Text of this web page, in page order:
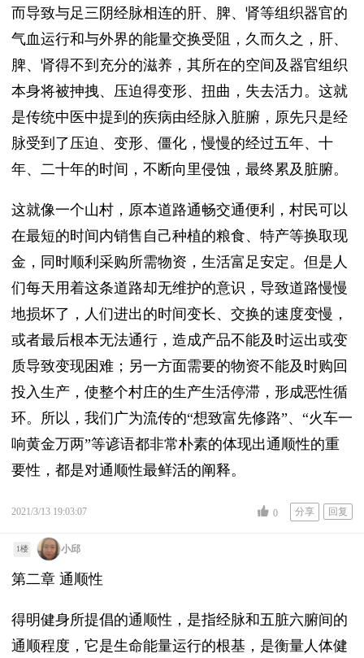
而导致与足三阴经脉相连的肝、脾、肾等组织器官的
气血运行和与外界的能量交换受阻，久而久之，肝、
脾、肾得不到充分的滋养，其所在的空间及器官组织
本身将被抻拽、压迫得变形、扭曲，失去活力。这就
是传统中医中提到的疾病由经脉入脏腑，原先只是经
脉受到了压迫、变形、僵化，慢慢的经过五年、十
年、二十年的时间，不断向里侵蚀，最终累及脏腑。
这就像一个山村，原本道路通畅交通便利，村民可以
在最短的时间内销售自己种植的粮食、特产等换取现
金，同时顺利采购所需物资，生活富足安定。但是人
们每天用着这条道路却无维护的意识，导致道路慢慢
地损坏了，人们进出的时间变长、交换的速度变慢，
或者最后根本无法通行，造成产品不能及时运出或变
质导致变现困难；另一方面需要的物资不能及时购回
投入生产，使整个村庄的生产生活停滞，形成恶性循
环。所以，我们广为流传的“想致富先修路”、“火车一
响黄金万两”等谚语都非常朴素的体现出通顺性的重
要性，都是对通顺性最鲜活的阐释。
2021/3/13 19:03:07 0 分享 回复
1楼 小邱
第二章 通顺性
得明健身所提倡的通顺性，是指经脉和五脏六腑间的
通顺程度，它是生命能量运行的根基，是衡量人体健